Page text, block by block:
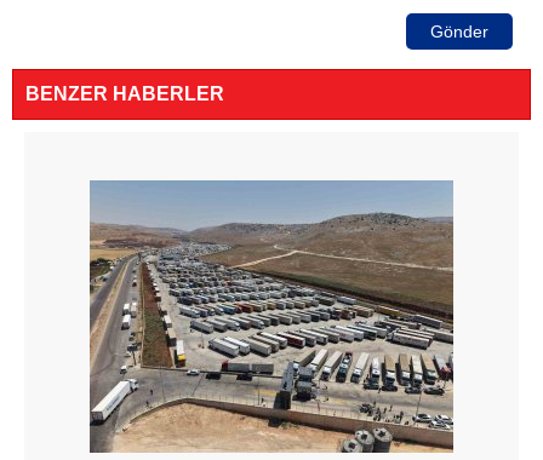
Gönder
BENZER HABERLER